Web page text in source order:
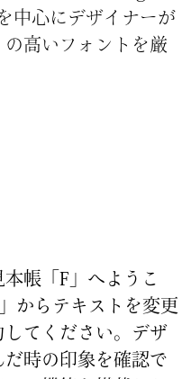
中心にデザイナーが
の高いフォントを 厳
本帳 「F」へようこ
からテキストを変 更
してください。デザ
だ時の 印象 を確認で